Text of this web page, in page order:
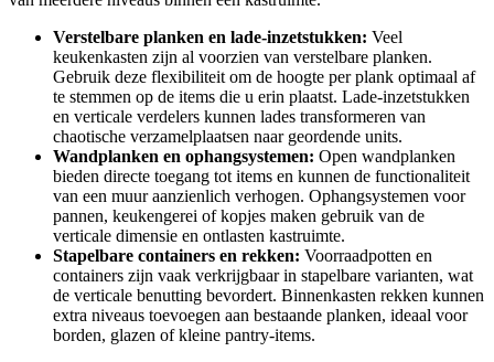
Verstelbare planken en lade-inzetstukken: Veel
keukenkasten zijn al voorzien van verstelbare planken.
Gebruik deze flexibiliteit om de hoogte per plank optimaal af
te stemmen op de items die u erin plaatst. Lade-inzetstukken
en verticale verdelers kunnen lades transformeren van
chaotische verzamelplaatsen naar geordende units.
Wandplanken en ophangsystemen: Open wandplanken
bieden directe toegang tot items en kunnen de functionaliteit
van een muur aanzienlich verhogen. Ophangsystemen voor
pannen, keukengerei of kopjes maken gebruik van de
verticale dimensie en ontlasten kastruimte.
Stapelbare containers en rekken: Voorraadpotten en
containers zijn vaak verkrijgbaar in stapelbare varianten, wat
de verticale benutting bevordert. Binnenkasten rekken kunnen
extra niveaus toevoegen aan bestaande planken, ideaal voor
borden, glazen of kleine pantry-items.